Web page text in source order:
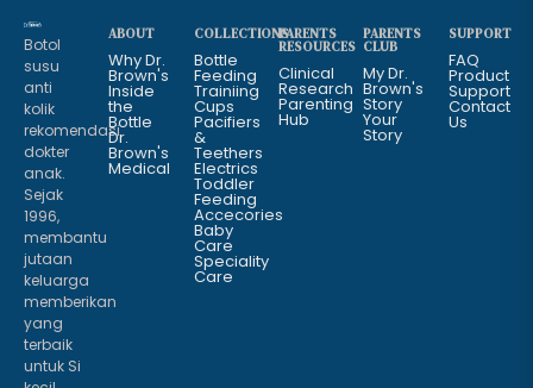
Botol
susu
anti
kolik
rekomendasi
dokter
anak.
Sejak
1996,
membantu
jutaan
keluarga
memberikan
yang
terbaik
untuk Si
ABOUT
Why Dr.
Brown's
Inside
the
Bottle
Dr.
Brown's
Medical
COLLECTIONS
Bottle
Feeding
Trainiing
Cups
Pacifiers
&
Teethers
Electrics
Toddler
Feeding
Accecories
Baby
Care
Speciality
Care
PARENTS
RESOURCES
Clinical
Research
Parenting
Hub
PARENTS
CLUB
My Dr.
Brown's
Story
Your
Story
SUPPORT
FAQ
Product
Support
Contact
Us